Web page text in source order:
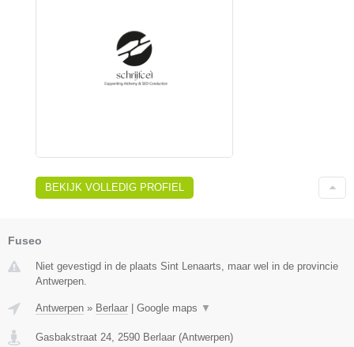
BEKIJK VOLLEDIG PROFIEL
Fuseo
Niet gevestigd in de plaats Sint Lenaarts, maar wel in de provincie
Antwerpen.
Antwerpen » Berlaar Google maps ▼
Gasbakstraat 24, 2590 Berlaar (Antwerpen)